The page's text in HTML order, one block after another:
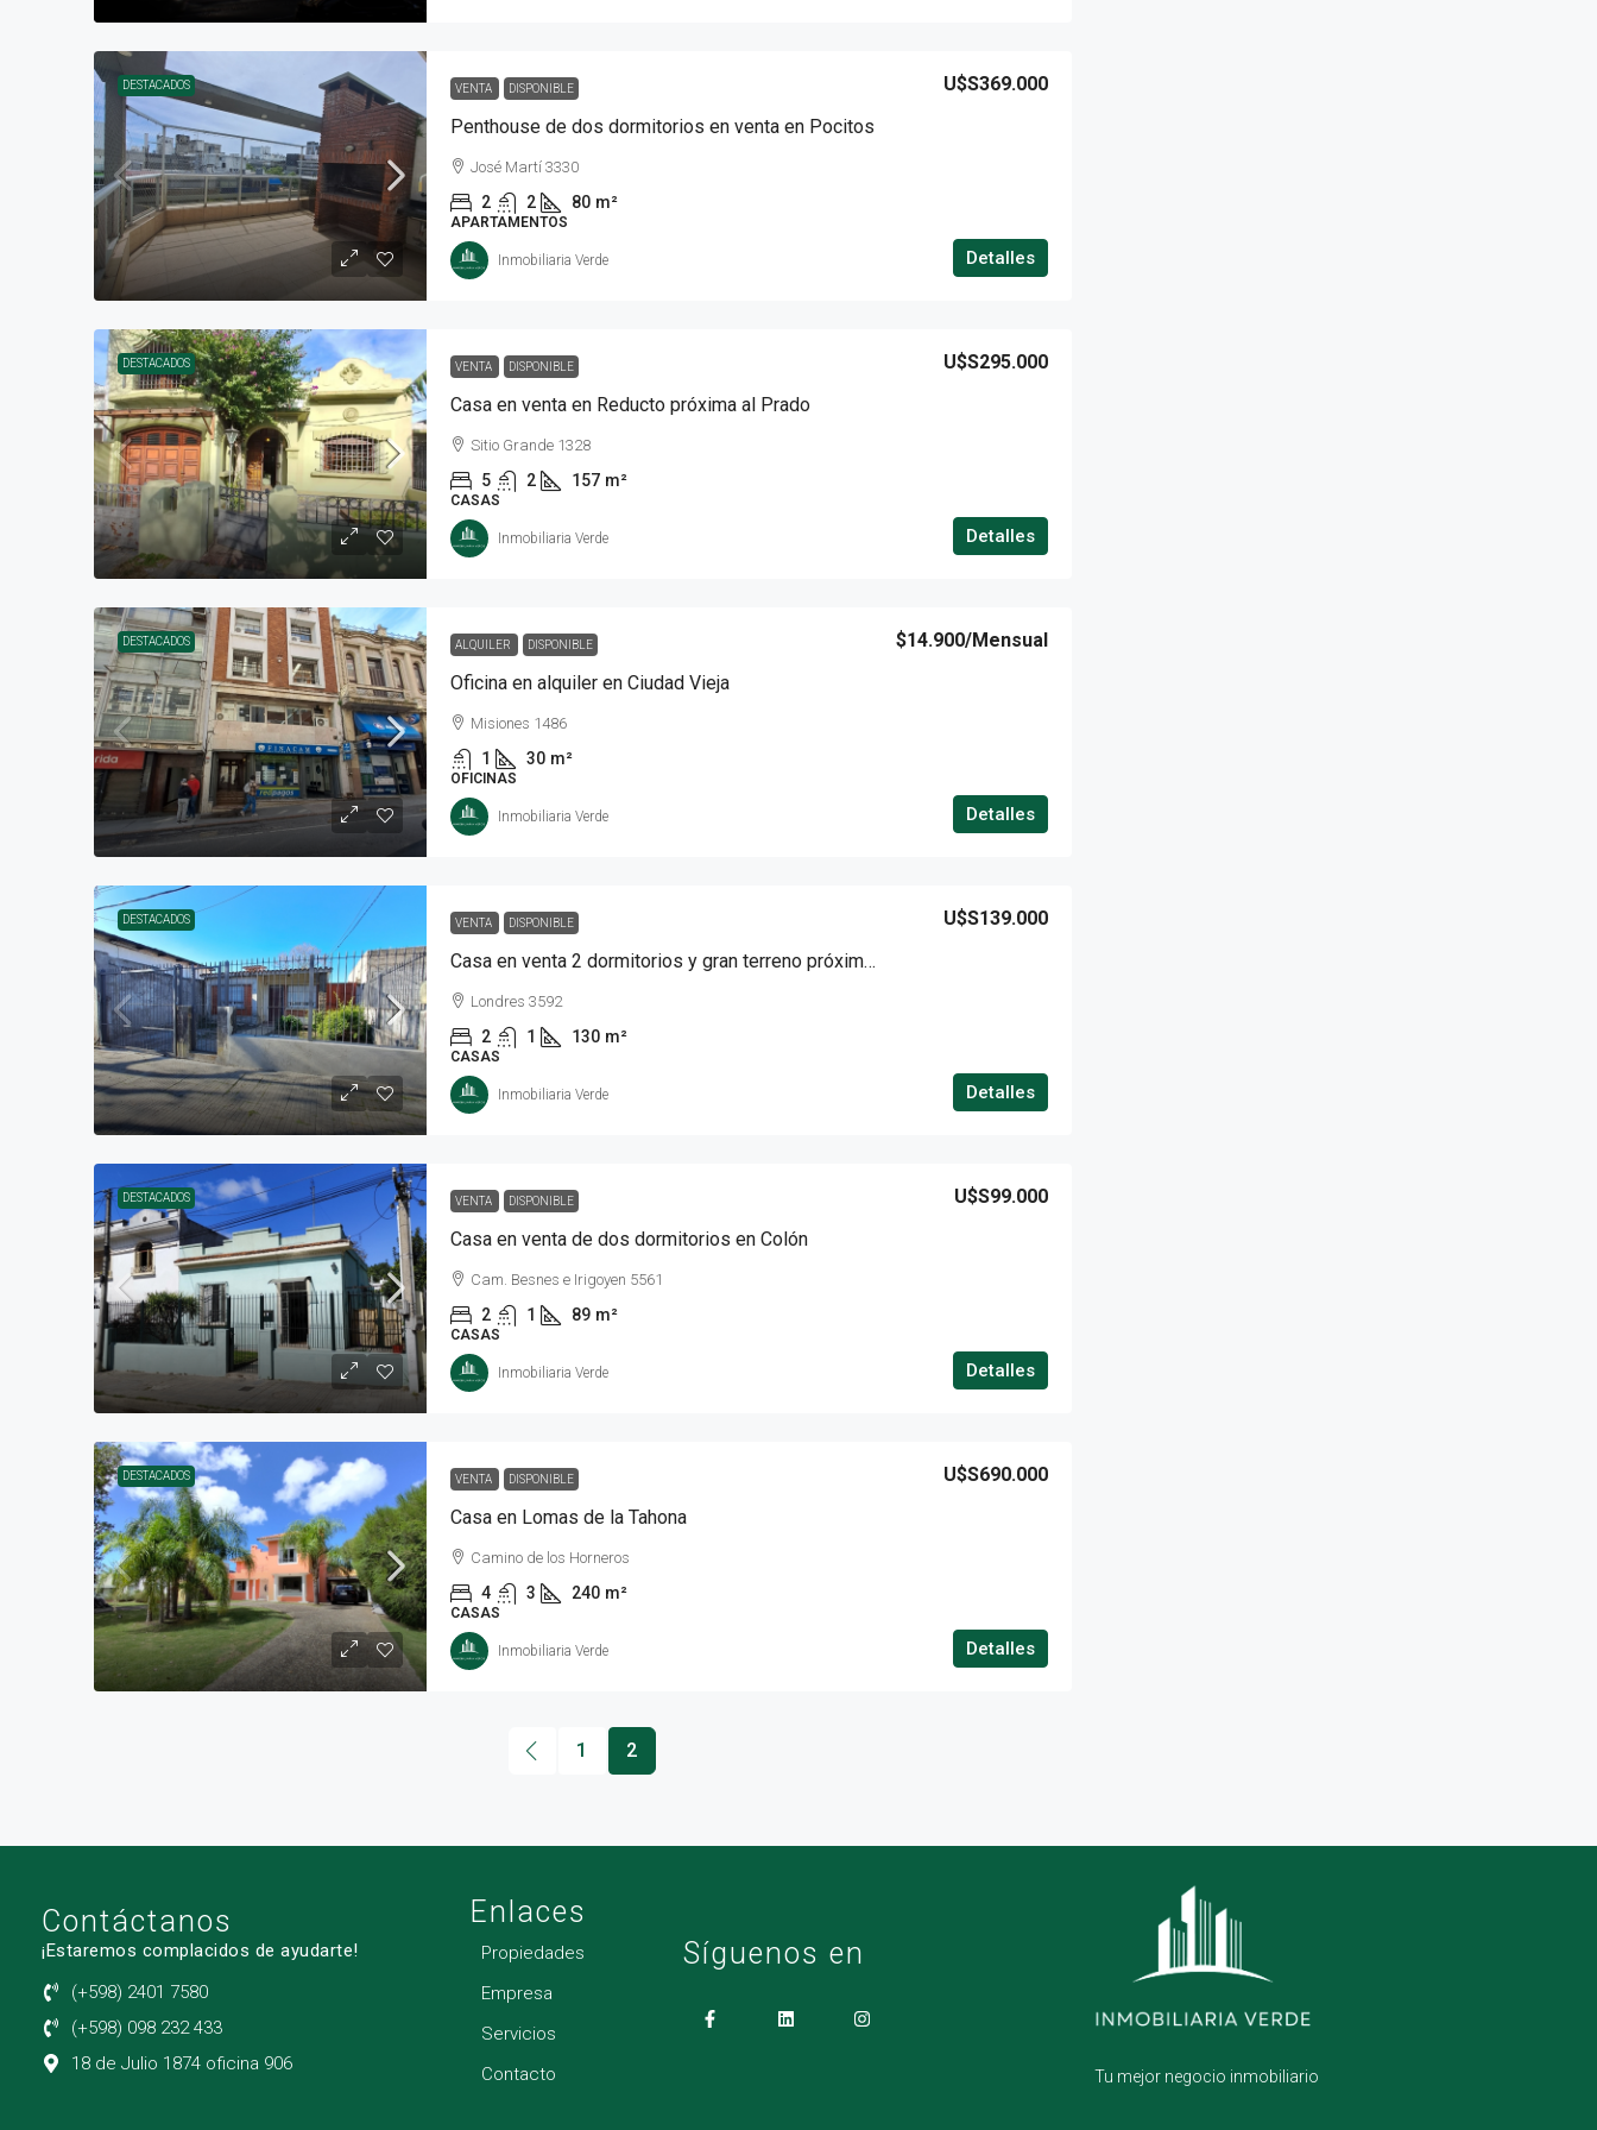
DESTACADOS VENTA DISPONIBLE
Penthouse de dos dormitorios en venta en Pocitos
U$S369.000
José Martí 3330
2 2 80 m²
APARTAMENTOS
Detalles
Inmobiliaria Verde
DESTACADOS VENTA DISPONIBLE
Casa en venta en Reducto próxima al Prado
U$S295.000
Sitio Grande 1328
5 2 157 m²
CASAS
Detalles
Inmobiliaria Verde
DESTACADOS ALQUILER DISPONIBLE
Oficina en alquiler en Ciudad Vieja
$14.900/Mensual
Misiones 1486
1 30 m²
OFICINAS
Detalles
Inmobiliaria Verde
DESTACADOS VENTA DISPONIBLE
Casa en venta 2 dormitorios y gran terreno próxima a General Flores
U$S139.000
Londres 3592
2 1 130 m²
CASAS
Detalles
Inmobiliaria Verde
DESTACADOS VENTA DISPONIBLE
Casa en venta de dos dormitorios en Colón
U$S99.000
Cam. Besnes e Irigoyen 5561
2 1 89 m²
CASAS
Detalles
Inmobiliaria Verde
DESTACADOS VENTA DISPONIBLE
Casa en Lomas de la Tahona
U$S690.000
Camino de los Horneros
4 3 240 m²
CASAS
Detalles
Inmobiliaria Verde
1 2
Contáctanos
¡Estaremos complacidos de ayudarte!
(+598) 2401 7580
(+598) 098 232 433
18 de Julio 1874 oficina 906
Enlaces
Propiedades
Empresa
Servicios
Contacto
Síguenos en
Tu mejor negocio inmobiliario